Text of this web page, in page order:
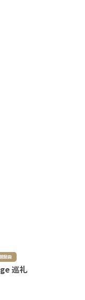
盤曲
巡礼